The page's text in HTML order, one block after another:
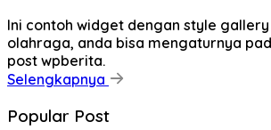
Ini contoh widget dengan style
olahraga, anda bisa mengaturnya
post wpberita.
Selengkapnya
Popular Post